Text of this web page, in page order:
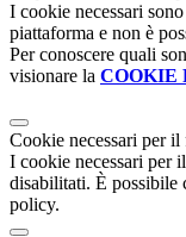
I cookie necessari
piattaforma e non è
Per conoscere quali
visionare la COOKIE
Cookie necessari per
I cookie necessari per
disabilitati. È possibile
policy.